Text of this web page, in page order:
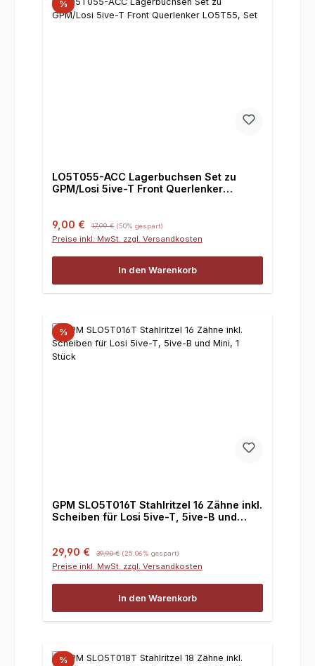
%
LO5T055-ACC Lagerbuchsen Set zu
GPM/Losi 5ive-T Front Querlenker
Verkaufspreis:
9,00 € 17,99 € (50% gespart)
Preise inkl. MwSt. zzgl. Versandkosten
In den Warenkorb
%
GPM SLO5T016T Stahlritzel 16 Zähne inkl.
Scheiben für Losi 5ive-T, 5ive-B und
Verkaufspreis:
29,90 € Regulärer Preis:
39,90 € (25.06% gespart)
Preise inkl. MwSt. zzgl. Versandkosten
In den Warenkorb
%